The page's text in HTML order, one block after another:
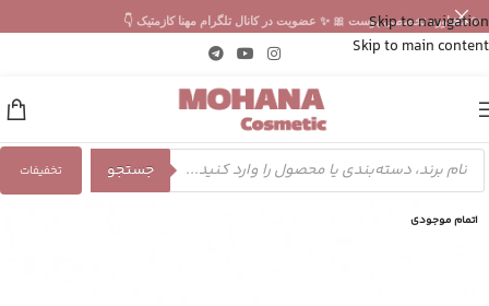
Skip to navigation
Skip to main content
✨ مشاوره تخصصی پوست 🎀 ✨ عضویت در کانال تلگرام مهنا کازمتیک 👇
جستجو تخفیفات
اتمام موجودی